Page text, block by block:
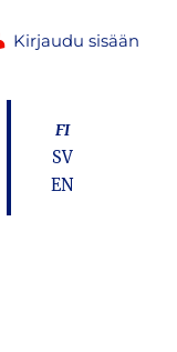
Kirjaudu sisään
FI
SV
EN